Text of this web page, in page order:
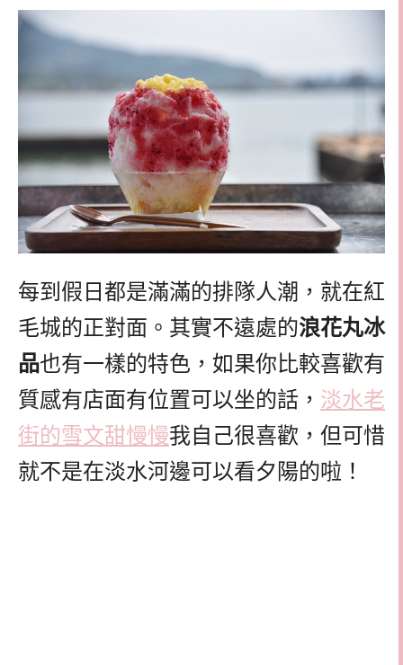
每到假日都是滿滿的排隊人潮，就在紅
毛城的正對面。其實不遠處的浪花丸冰
品也有一樣的特色，如果你比較喜歡有
質感有店面有位置可以坐的話， 淡水老
街的雪文甜慢慢我自己很喜歡，但可惜
就不是在淡水河邊可以看夕陽的啦！